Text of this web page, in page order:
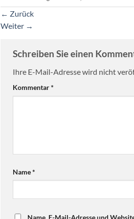
← Zurück
Weiter →
Schreiben Sie einen
Ihre E-Mail-Adresse wird nicht
Kommentar*
Name*
Name, E-Mail-Adresse und